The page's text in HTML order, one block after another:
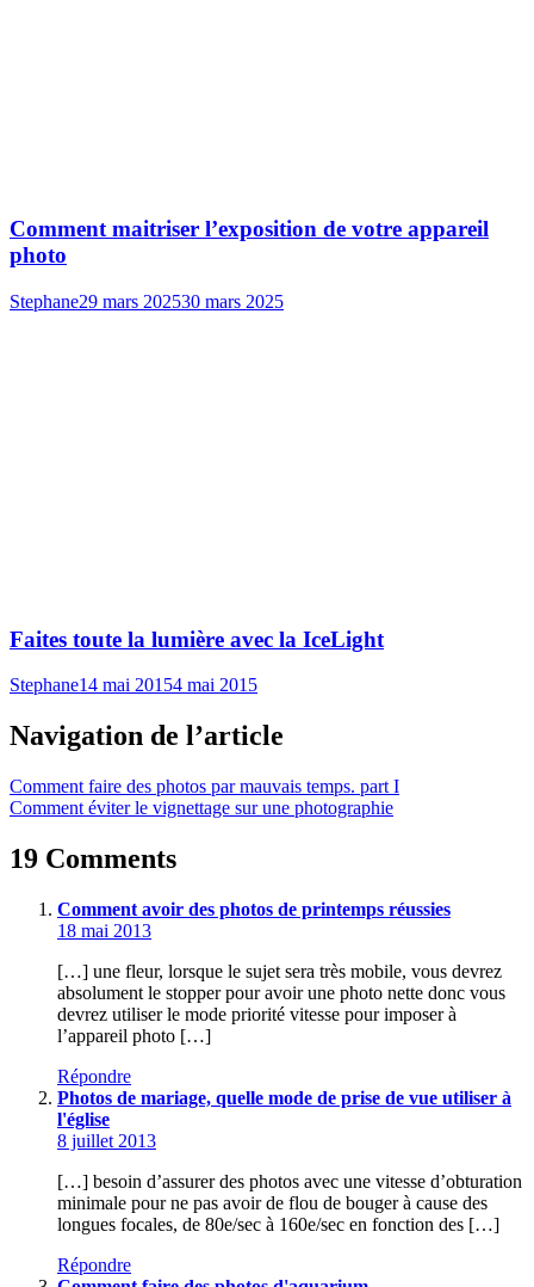
Comment maitriser l’exposition de votre appareil
photo
Stephane29 mars 202530 mars 2025
Faites toute la lumière avec la IceLight
Stephane14 mai 20154 mai 2015
Navigation de l’article
Comment faire des photos par mauvais temps. part I
Comment éviter le vignettage sur une photographie
19 Comments
Comment avoir des photos de printemps réussies
18 mai 2013
[…] une fleur, lorsque le sujet sera très mobile, vous devrez
absolument le stopper pour avoir une photo nette donc vous
devrez utiliser le mode priorité vitesse pour imposer à
l’appareil photo […]
Répondre
Photos de mariage, quelle mode de prise de vue utiliser à
l'église
8 juillet 2013
[…] besoin d’assurer des photos avec une vitesse d’obturation
minimale pour ne pas avoir de flou de bouger à cause des
longues focales, de 80e/sec à 160e/sec en fonction des […]
Répondre